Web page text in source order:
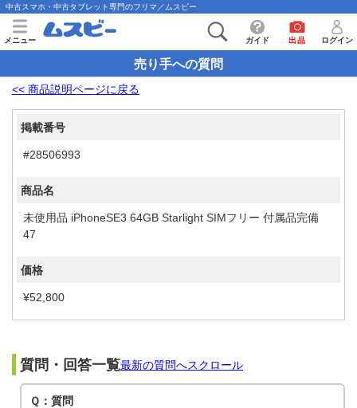
中古スマホ・中古タブレット専門のフリマ／ムスビー
メニュー ガイド 出品 ログイン
売り手への質問
<< 商品説明ページに戻る
掲載番号
#28506993
商品名
未使用品 iPhoneSE3 64GB Starlight SIMフリー 付属品完備
47
価格
¥52,800
質問・回答一覧最新の質問へスクロール
Ｑ：質問